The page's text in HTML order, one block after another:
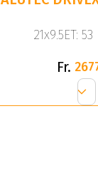
21x9.5ET: 53
Fr.